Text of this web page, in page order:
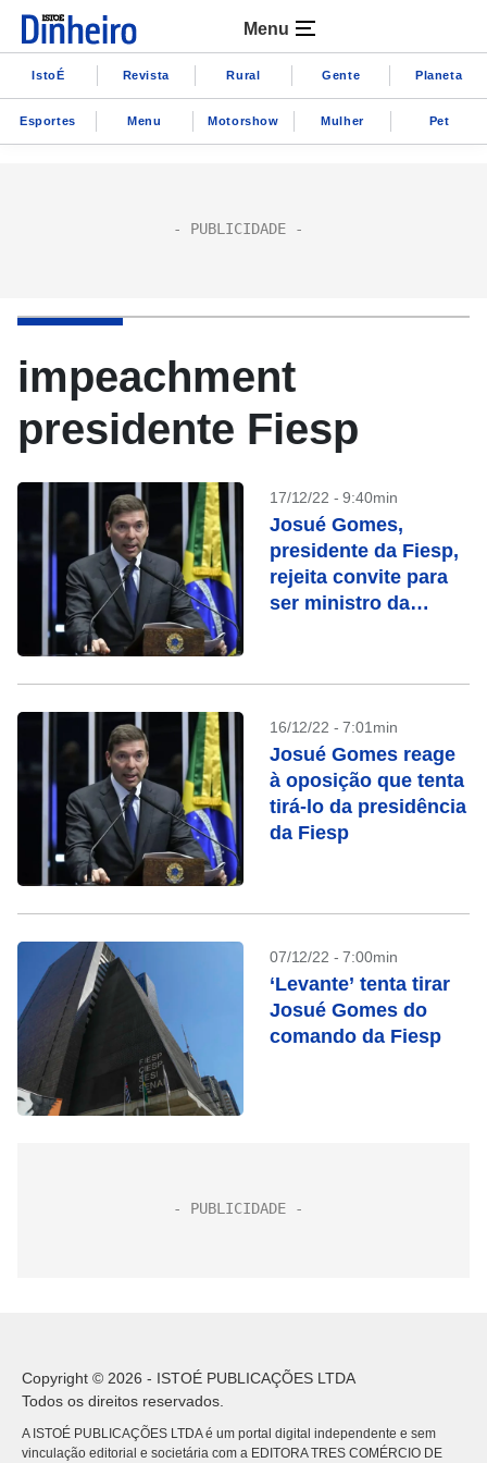
Menu
IstoÉ Revista Rural Gente Planeta
Esportes Menu Motorshow Mulher Pet
impeachment
presidente Fiesp
17/12/22 - 9:40min
Josué Gomes,
presidente da Fiesp,
rejeita convite para
ser ministro da
16/12/22 - 7:01min
Josué Gomes reage
à oposição que tenta
tirá-lo da presidência
da Fiesp
07/12/22 - 7:00min
‘Levante’ tenta tirar
Josué Gomes do
comando da Fiesp
Copyright © 2026 - ISTOÉ PUBLICAÇÕES LTDA
Todos os direitos reservados.
A ISTOÉ PUBLICAÇÕES LTDA é um portal digital independente e sem
vinculação editorial e societária com a EDITORA TRES COMÉRCIO DE